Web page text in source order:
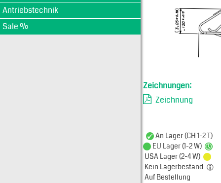
Antriebstechnik
Sale %
Zeichnungen:
Zeichnung
An Lager (CH 1-2 T)
EU Lager (1-2 W)
USA Lager (2-4 W)
Kein Lagerbestand
Auf Bestellung